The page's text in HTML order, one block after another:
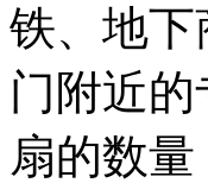
铁、地
门附近的
扇的数